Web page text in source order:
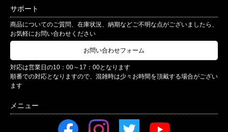
サポート
商品についてのご質問、在庫状況、納期などご不明な点がございましたら、
お気軽にお問い合わせください
お問い合わせフォーム
対応は営業日の10：00～17：00となります
順番での対応となりますので、混雑時は少々お時間を頂戴する場合がござい
ます